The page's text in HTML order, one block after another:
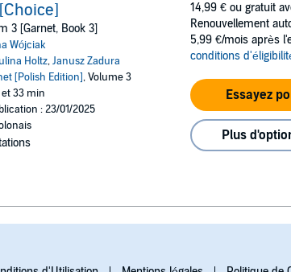
3 [Garnet, Book 3]
Wójciak
Holtz,Janusz Zadura
[Polish Edition], Volume 3
33 min
: 23/01/2025
14,99 € ou gratuit
Renouvellement
5,99 €/mois après
conditions
Essayez
Plus